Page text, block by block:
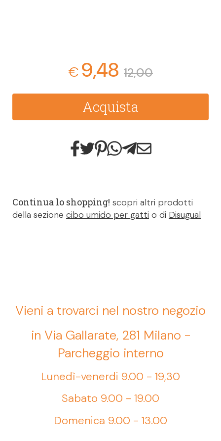
€9,48 12,00
Acquista
Continua lo shopping! scopri altri prodotti
della sezione cibo umido per gatti o di Disugual
Vieni a trovarci nel nostro negozio
in Via Gallarate, 281 Milano -
Parcheggio interno
Lunedì-venerdi 9.00 - 19,30
Sabato 9.00 - 19.00
Domenica 9.00 - 13.00